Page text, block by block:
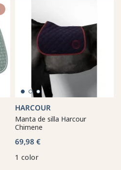
HARCOUR
Manta de silla Harcour
Chimene
69,98 €
1 color